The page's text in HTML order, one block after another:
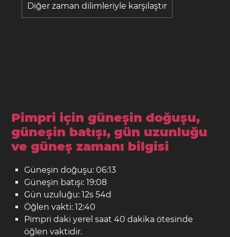
Diğer zaman dilimleriyle karşılaştır
Pimpri için güneşin doğuşu,
güneşin batışı, gün uzunluğu
ve güneş zamanı bilgisi
Güneşin doğuşu: 06:13
Güneşin batışı: 19:08
Gün uzuluğu: 12s 54d
Öğlen vakti: 12:40
Pimpri daki yerel saat 40 dakika ötesinde
öğlen vaktidir.